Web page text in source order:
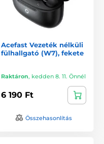
Acefast Vezeték nélküli
fülhallgató (W7), fekete
Raktáron, kedden 8. 11. Önnél
6 190 Ft
Összehasonlítás